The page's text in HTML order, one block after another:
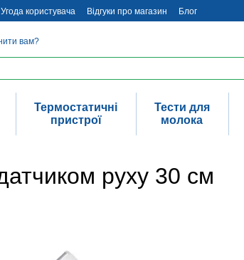
Угода користувача Відгуки про магазин Блог
вам?
Термостатичні
пристрої
Тести для
молока
руху 30 см